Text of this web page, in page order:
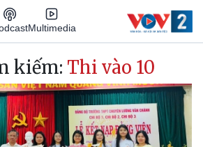
Multimedia
kiếm: Thi vào 10